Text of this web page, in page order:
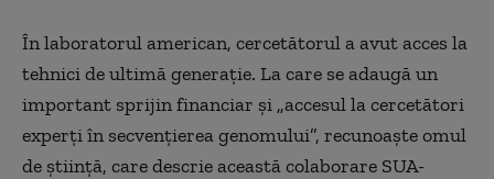
În laboratorul american, cercetătorul a avut acces la
tehnici de ultimă generaţie. La care se adaugă un
important sprijin financiar şi „accesul la cercetători
experţi în secvenţierea genomului”, recunoaşte omul
de ştiinţă, care descrie această colaborare SUA-